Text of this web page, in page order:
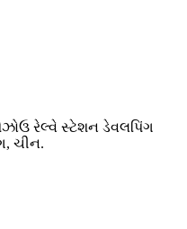
રેલ્વે સ્ટેશન ડેવલપિંગ
ચીન.